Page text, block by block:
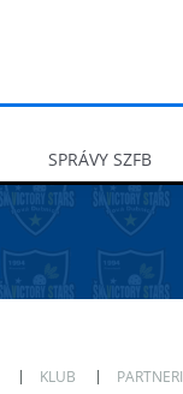
SPRÁVY SZFB
KLUB PARTNERI